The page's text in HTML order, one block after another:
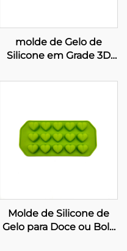
molde de Gelo de
Silicone em Grade 3D
de Doce/Fudge de Bolo
Aniversário Ferramentas
de Cozinha DIY
Ferramentas de Cola e
Molde de Silicone de
Gelo para Doce ou Bolo